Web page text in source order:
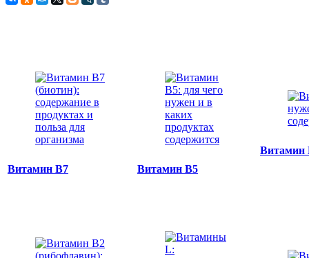
Витамин B7 Витамин В5
Витамин